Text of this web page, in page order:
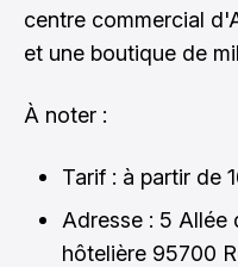
centre commercial
et une boutique de
À noter :
Tarif : à partir de
Adresse : 5 Allée
hôtelière 95700